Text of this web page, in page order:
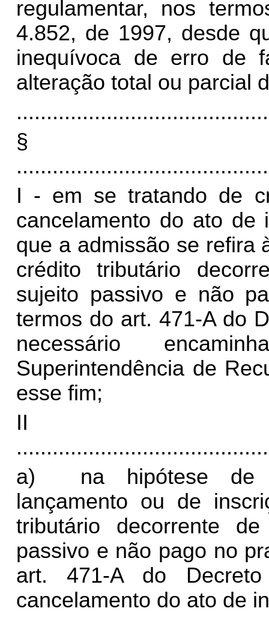
regulamentar, nos
4.852, de 1997, desde
inequívoca de erro de
alteração total ou parcial
§
I - em se tratando de
cancelamento do ato de
que a admissão se refira
crédito tributário
sujeito passivo e não
termos do art. 471-A do
necessário
Superintendência de
esse fim;
a) na hipótese de
lançamento ou de
tributário decorrente
passivo e não pago no
art. 471-A do
cancelamento do ato de